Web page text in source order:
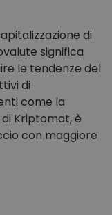
di
significa
le tendenze del
di
come la
Kriptomat, è
con maggiore